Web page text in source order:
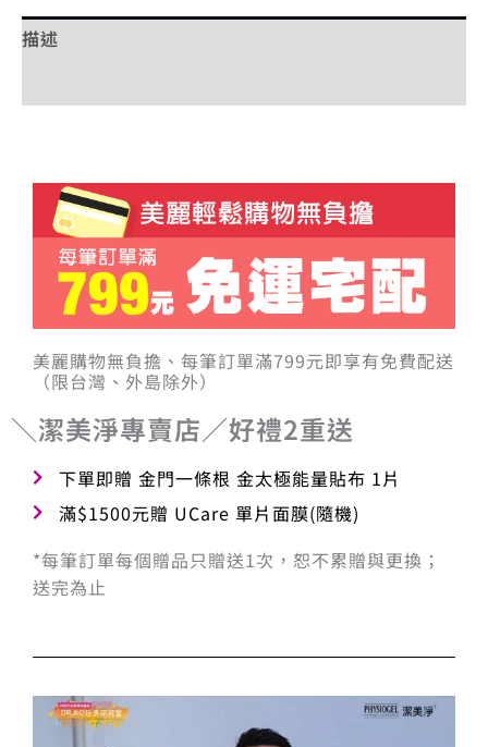
描述
美麗購物無負擔、每筆訂單滿799元即享有免費配送
（限台灣、外島除外）
＼潔美淨專賣店／好禮2重送
下單即贈 金門一條根 金太極能量貼布 1片
滿$1500元贈 UCare 單片面膜(隨機)
*每筆訂單每個贈品只贈送1次，恕不累贈與更換；
送完為止